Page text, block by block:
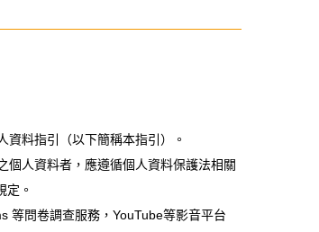
料指引（以下簡稱本指引）。
人資料者，應遵循個人資料保護法相關
定。
問卷調查服務，YouTube等影音平台